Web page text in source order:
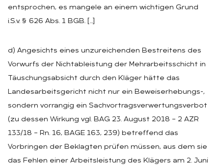
entsprochen, es mangele an einem wichtigen Grund
i.S.v. § 626 Abs. 1 BGB. […]
d) Angesichts eines unzureichenden Bestreitens des
Vorwurfs der Nichtableistung der Mehrarbeitsschicht in
Täuschungsabsicht durch den Kläger hätte das
Landesarbeitsgericht nicht nur ein Beweiserhebungs-,
sondern vorrangig ein Sachvortragsverwertungsverbot
(zu dessen Wirkung vgl. BAG 23. August 2018 – 2 AZR
133/18 – Rn. 16, BAGE 163, 239) betreffend das
Vorbringen der Beklagten prüfen müssen, aus dem sie
das Fehlen einer Arbeitsleistung des Klägers am 2. Juni